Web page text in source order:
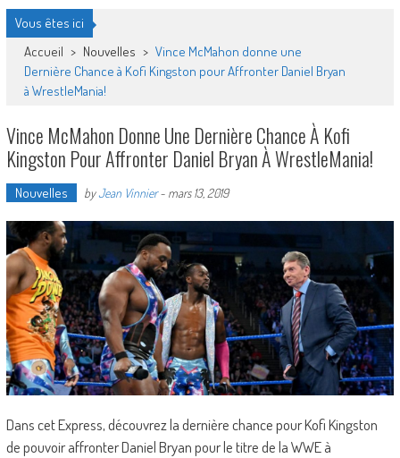
Vous êtes ici
Accueil > Nouvelles > Vince McMahon donne une
Dernière Chance à Kofi Kingston pour Affronter Daniel Bryan
à WrestleMania!
Vince McMahon Donne Une Dernière Chance À Kofi
Kingston Pour Affronter Daniel Bryan À WrestleMania!
Nouvelles byJean Vinnier- mars 13, 2019
Dans cet Express, découvrez la dernière chance pour Kofi Kingston
de pouvoir affronter Daniel Bryan pour le titre de la WWE à